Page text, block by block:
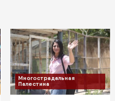
Многострадальная
Палестина